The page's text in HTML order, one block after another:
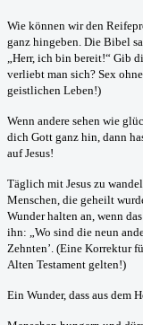
Wie können wir den
ganz hingeben. Die Bibel
„Herr, ich bin bereit!“ Gib
verliebt man sich? Sex
geistlichen Leben!)
Wenn andere sehen wie
dich Gott ganz hin, dann
auf Jesus!
Täglich mit Jesus zu
Menschen, die geheilt
Wunder halten an, wenn
ihn: „Wo sind die neun
Zehnten’. (Eine Korrektur
Alten Testament gelten!)
Ein Wunder, dass aus dem